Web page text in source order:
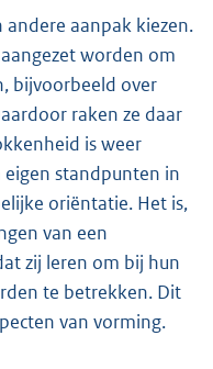
aanpak kiezen.
worden om
bijvoorbeeld over
raken ze daar
is weer
standpunten in
oriëntatie. Het is,
van een
zij leren om bij hun
te betrekken. Dit
van vorming.